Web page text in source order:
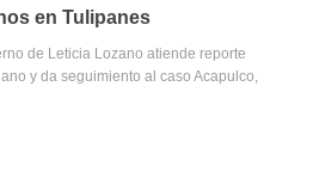
en Tulipanes
de Leticia Lozano atiende reporte
y da seguimiento al caso Acapulco,